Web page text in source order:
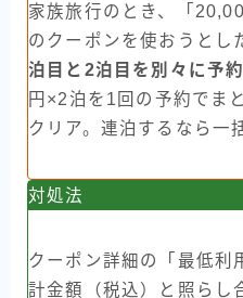
家族旅行のとき、「
のクーポンを使おうとし
泊目と2泊目を別々に予約
円×2泊を1回の予約でま
クリア。連泊するなら一
対処法
クーポン詳細の「最低利
計金額（税込）と照らし